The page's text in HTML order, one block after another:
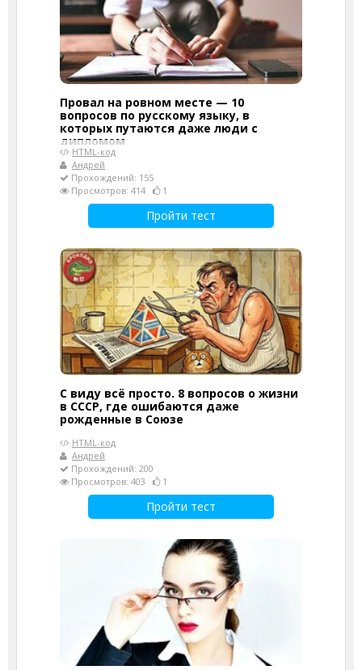
Провал на ровном месте — 10
вопросов по русскому языку, в
которых путаются даже люди с
дипломом
HTML-код
Андрей
Прохождений: 155
Просмотров: 414
1
Пройти тест
С виду всё просто. 8 вопросов о жизни
в СССР, где ошибаются даже
рожденные в Союзе
HTML-код
Андрей
Прохождений: 200
Просмотров: 403
1
Пройти тест